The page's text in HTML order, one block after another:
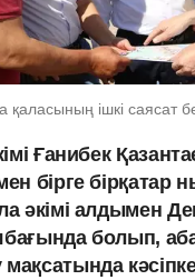
ішкі саясат
Ғанибек
бірге бірқатар
әкімі алдымен
болып,